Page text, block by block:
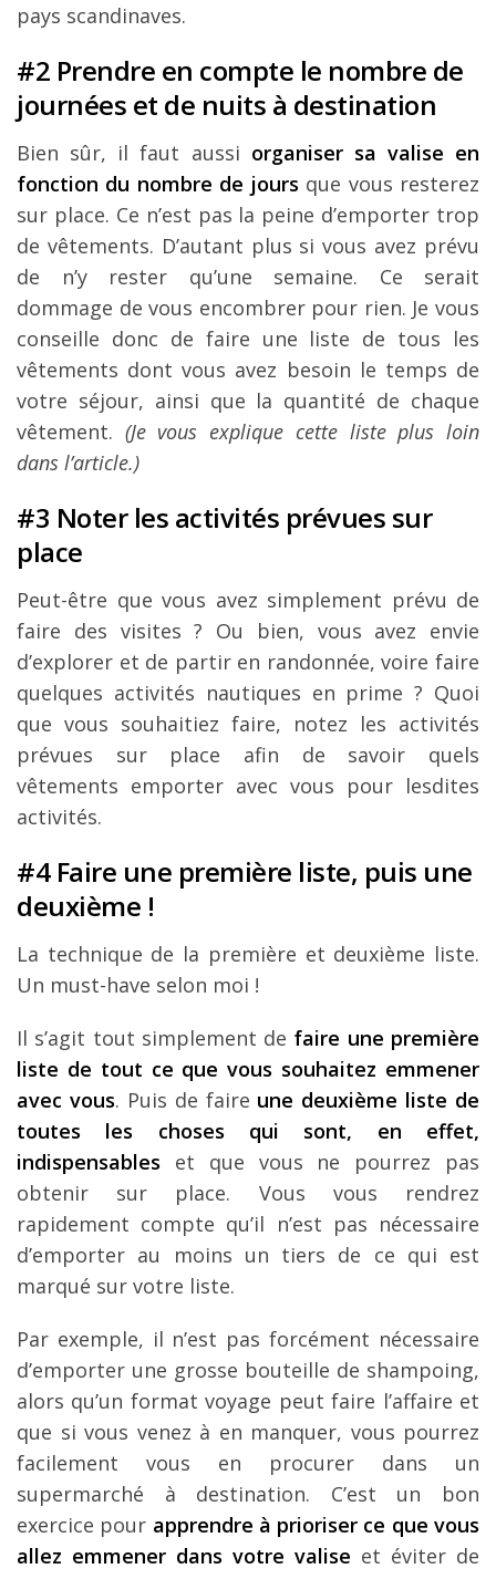
pays scandinaves.
#2 Prendre en compte le nombre de
journées et de nuits à destination
Bien sûr, il faut aussi organiser sa valise en
fonction du nombre de jours que vous resterez
sur place. Ce n’est pas la peine d’emporter trop
de vêtements. D’autant plus si vous avez prévu
de n’y rester qu’une semaine. Ce serait
dommage de vous encombrer pour rien. Je vous
conseille donc de faire une liste de tous les
vêtements dont vous avez besoin le temps de
votre séjour, ainsi que la quantité de chaque
vêtement. (Je vous explique cette liste plus loin
dans l’article.)
#3 Noter les activités prévues sur
place
Peut-être que vous avez simplement prévu de
faire des visites ? Ou bien, vous avez envie
d’explorer et de partir en randonnée, voire faire
quelques activités nautiques en prime ? Quoi
que vous souhaitiez faire, notez les activités
prévues sur place afin de savoir quels
vêtements emporter avec vous pour lesdites
activités.
#4 Faire une première liste, puis une
deuxième !
La technique de la première et deuxième liste.
Un must-have selon moi !
Il s’agit tout simplement de faire une première
liste de tout ce que vous souhaitez emmener
avec vous. Puis de faire une deuxième liste de
toutes les choses qui sont, en effet,
indispensables et que vous ne pourrez pas
obtenir sur place. Vous vous rendrez
rapidement compte qu’il n’est pas nécessaire
d’emporter au moins un tiers de ce qui est
marqué sur votre liste.
Par exemple, il n’est pas forcément nécessaire
d’emporter une grosse bouteille de shampoing,
alors qu’un format voyage peut faire l’affaire et
que si vous venez à en manquer, vous pourrez
facilement vous en procurer dans un
supermarché à destination. C’est un bon
exercice pour apprendre à prioriser ce que vous
allez emmener dans votre valise et éviter de